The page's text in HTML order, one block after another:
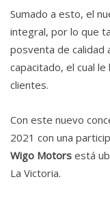
Sumado a esto, el
integral, por lo que
posventa de calidad
capacitado, el cual
clientes.
Con este nuevo
2021 con una
Wigo Motors está
La Victoria.